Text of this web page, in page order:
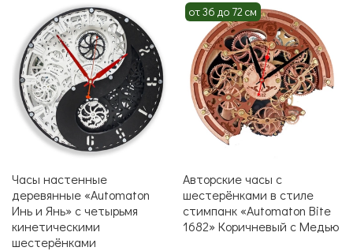
Часы настенные
деревянные «Automaton
Инь и Янь» с четырьмя
кинетическими
шестерёнками
от 36 до 72 см
Авторские часы с
шестерёнками в стиле
стимпанк «Automaton Bite
1682» Коричневый с Медью